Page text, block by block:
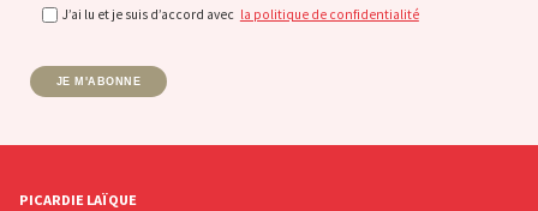
J’ai lu et je suis d’accord avec la politique de confidentialité
JE M'ABONNE
PICARDIE LAÏQUE